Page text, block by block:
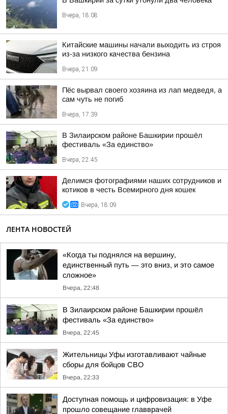
Вчера, 18:08
Китайские машины начали выходить из строя
из-за низкого качества бензина
Вчера, 21:09
Пёс вырвал своего хозяина из лап медведя, а
сам чуть не погиб
Вчера, 17:39
В Зилаирском районе Башкирии прошёл
фестиваль «За единство»
Вчера, 22:45
Делимся фотографиями наших сотрудников и
котиков в честь Всемирного дня кошек
Вчера, 18:09
ЛЕНТА НОВОСТЕЙ
«Когда ты поднялся на вершину,
единственный путь — это вниз, и это самое
сложное»
Вчера, 22:48
В Зилаирском районе Башкирии прошёл
фестиваль «За единство»
Вчера, 22:45
Жительницы Уфы изготавливают чайные
сборы для бойцов СВО
Вчера, 22:33
Доступная помощь и цифровизация: в Уфе
прошло совещание главврачей